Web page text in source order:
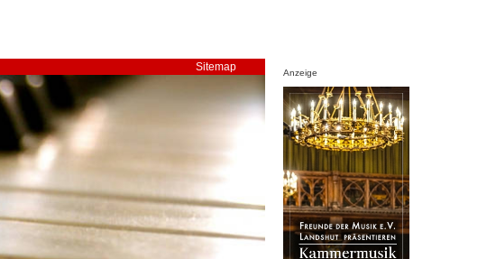
Sitemap Anzeige